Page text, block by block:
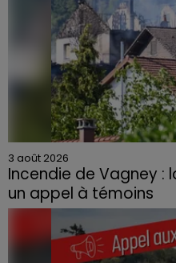
3 août 2026
Incendie de Vagney :
un appel à témoins
Le feu, parti d'une haie
quartier résidentiel, avait
contraint à l'évacuation